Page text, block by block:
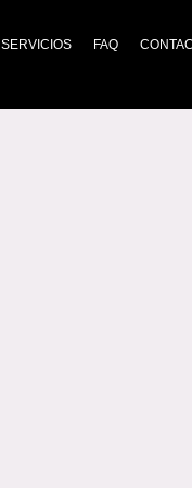
SERVICIOS FAQ